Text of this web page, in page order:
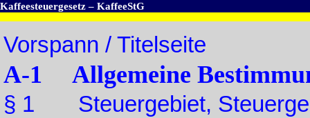
Kaffeesteuergesetz – KaffeeStG
Vorspann / Titelseite
A-1 Allgemeine
§ 1 Steuergebiet,